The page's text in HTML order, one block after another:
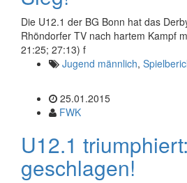
Die U12.1 der BG Bonn hat das
Rhöndorfer TV nach hartem Kampf
21:25; 27:13) f
Jugend männlich,
25.01.2015
FWK
U12.1
geschlagen!